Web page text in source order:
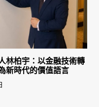
林柏宇：以金融技術轉
新時代的價值語言